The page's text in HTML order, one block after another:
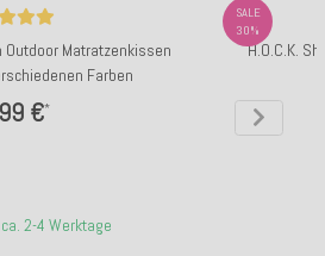
Outdoor Matratzenkissen
Farben
€*
2-4 Werktage
SALE
30%
H.O.C.K.